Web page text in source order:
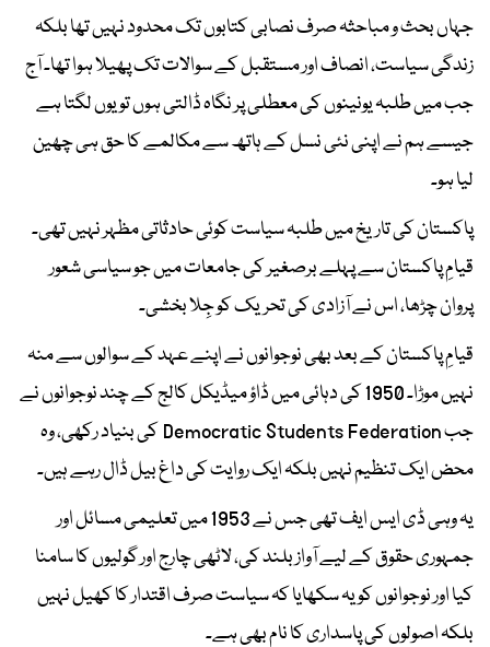
جہاں بحث و مباحثہ صرف نصابی کتابوں تک محدود نہیں تھا بلکہ
زندگی سیاست، انصاف اور مستقبل کے سوالات تک پھیلا ہوا تھا۔ آج
جب میں طلبہ یونینوں کی معطلی پر نگاہ ڈالتی ہوں تو یوں لگتا ہے
جیسے ہم نے اپنی نئی نسل کے ہاتھ سے مکالمے کا حق ہی چھین
لیا ہو۔
پاکستان کی تاریخ میں طلبہ سیاست کوئی حادثاتی مظہر نہیں تھی۔
قیامِ پاکستان سے پہلے برصغیر کی جامعات میں جو سیاسی شعور
پروان چڑھا، اس نے آزادی کی تحریک کو جِلا بخشی۔
قیامِ پاکستان کے بعد بھی نوجوانوں نے اپنے عہد کے سوالوں سے منہ
نہیں موڑا۔ 1950 کی دہائی میں ڈاؤ میڈیکل کالج کے چند نوجوانوں نے
جب Democratic Students Federation کی بنیاد رکھی، وہ
محض ایک تنظیم نہیں بلکہ ایک روایت کی داغ بیل ڈال رہے ہیں۔
یہ وہی ڈی ایس ایف تھی جس نے 1953 میں تعلیمی مسائل اور
جمہوری حقوق کے لیے آواز بلند کی، لاٹھی چارج اور گولیوں کا سامنا
کیا اور نوجوانوں کو یہ سکھایا کہ سیاست صرف اقتدار کا کھیل نہیں
بلکہ اصولوں کی پاسداری کا نام بھی ہے۔